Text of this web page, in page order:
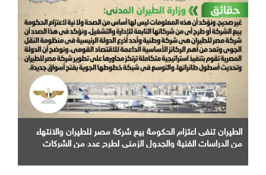
الطيران تنفى اعتزام الحكومة بيع شركة مصر للطيران والانتهاء
من الدراسات الفنية والجدول الزمني لطرح عدد من الشركات